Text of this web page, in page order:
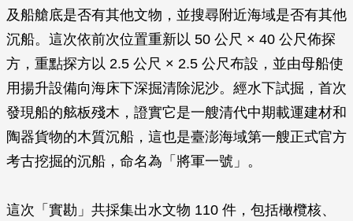
及船艙底是否有其他文物，並搜尋附近海域是否有其他
沉船。這次依前次位置重新以 50 公尺 × 40 公尺佈探
方，重點探方以 2.5 公尺 × 2.5 公尺布設，並由母船使
用揚升設備向海床下深掘清除泥沙。經水下試掘，首次
發現船的舷板殘木，證實它是一艘清代中期載運建材和
陶器貨物的木質沉船，這也是臺澎海域第一艘正式官方
考古挖掘的沉船，命名為「將軍一號」。
這次「實勘」共採集出水文物 110 件，包括橄欖核、